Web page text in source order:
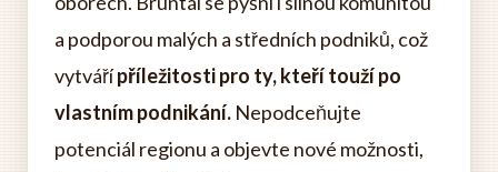
a podporou malých a středních podniků, což
vytvářípříležitosti pro ty, kteří touží po
vlastním podnikání. Nepodceňujte
potenciál regionu a objevte nové možnosti,